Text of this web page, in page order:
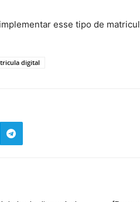
esse tipo de
digital